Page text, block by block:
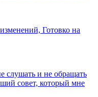
Готовко на
слушать и не обращать
совет, который мне